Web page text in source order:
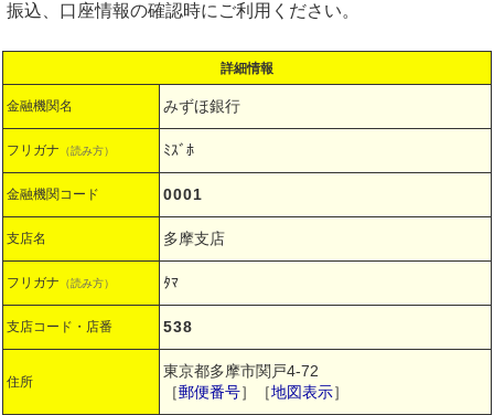
振込、口座情報の確認時にご利用ください。
詳細情報
金融機関名 みずほ銀行
フリガナ （読み方） ﾐｽﾞﾎ
金融機関コード 0001
支店名 多摩支店
フリガナ （読み方） ﾀﾏ
支店コード・店番 538
住所
東京都多摩市関戸4-72
［郵便番号］［地図表示］